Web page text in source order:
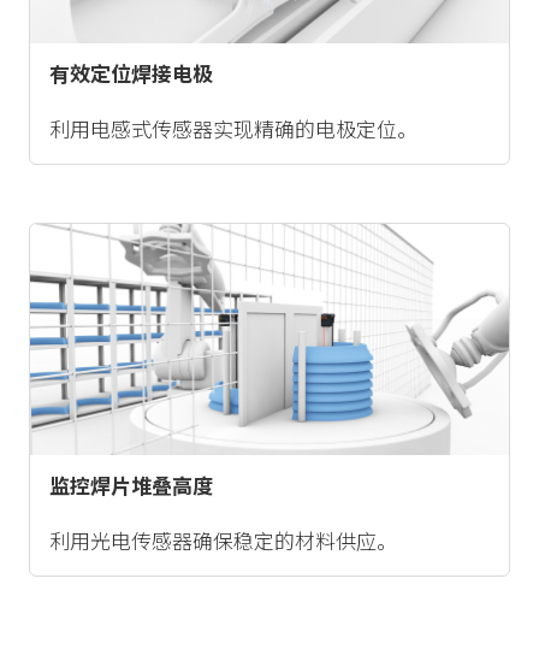
有效定位焊接电极
利用电感式传感器实现精确的电极定位。
监控焊片堆叠高度
利用光电传感器确保稳定的材料供应。